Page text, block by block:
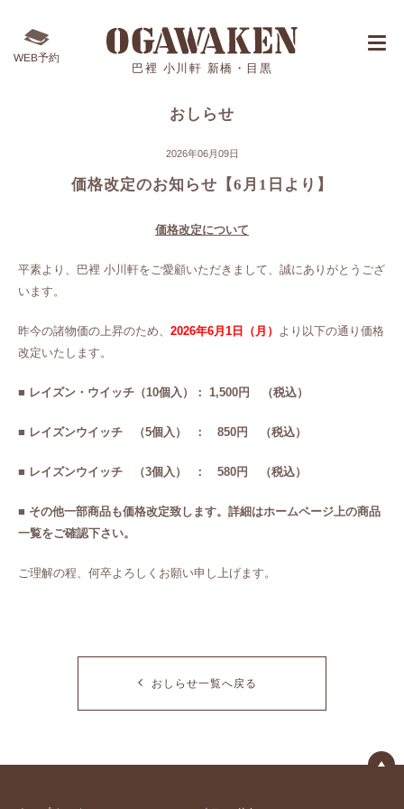
WEB予約
巴裡 小川軒 新橋・目黒
おしらせ
2026年06月09日
価格改定のお知らせ【6月1日より】
価格改定について
平素より、巴裡 小川軒をご愛顧いただきまして、誠にありがとうござ
います。
昨今の諸物価の上昇のため、 2026年6月1日（月） より以下の通り価格
改定いたします。
■ レイズン・ウイッチ（10個入）： 1,500円 （税込）
■ レイズンウイッチ （5個入） ： 850円 （税込）
■ レイズンウイッチ （3個入） ： 580円 （税込）
■ その他一部商品も価格改定致します。詳細はホームページ上の商品
一覧をご確認下さい。
ご理解の程、何卒よろしくお願い申し上げます。
おしらせ一覧へ戻る